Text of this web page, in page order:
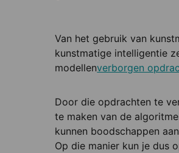
Van het gebruik van
kunstmatige intelligentie
modellenverborgen
Door die opdrachten te
te maken van de
kunnen boodschappen
Op die manier kun je dus